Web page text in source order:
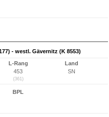
- westl. Gävernitz (K 8553)
L-Rang
453
(361)
Land
SN
BPL